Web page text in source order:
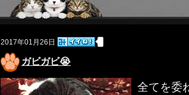
2017年01月26日
ガビガビ😭
全てを委